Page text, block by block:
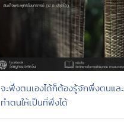
จะพึ่งตนเองได้ก็ต้องรู้จักพึ่งตนและ
ทำตนให้เป็นที่พึ่งได้